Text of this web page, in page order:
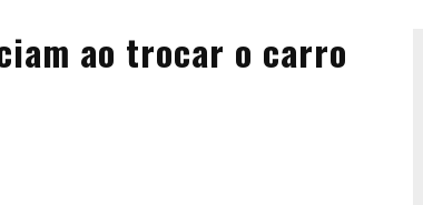
ao trocar o carro